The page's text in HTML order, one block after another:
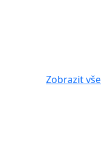
Zobrazit vše